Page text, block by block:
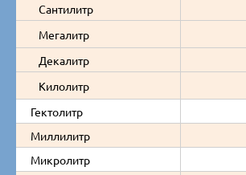
Сантилитр
Мегалитр
Декалитр
Килолитр
Гектолитр
Миллилитр
Микролитр